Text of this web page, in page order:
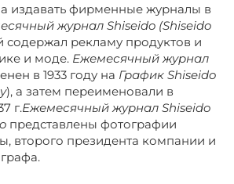
издавать фирменные журналы в
журнал Shiseido (Shiseido
содержал рекламу продуктов и
и моде. Ежемесячный журнал
в 1933 году на График Shiseido
), а затем переименовали в
г.Ежемесячный журнал Shiseido
представлены фотографии
второго президента компании и